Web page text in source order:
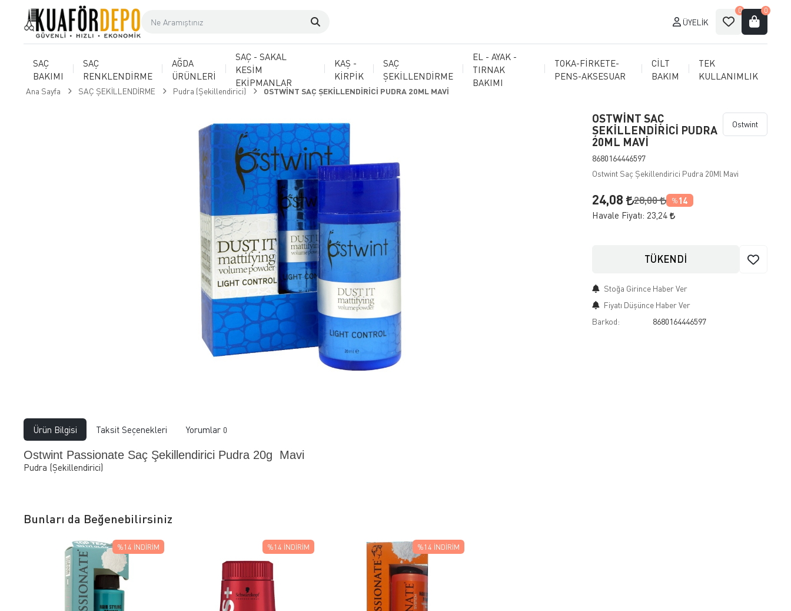
ÜYELIK
0 0
SAÇ
BAKIMI
SAÇ
RENKLENDİRME
AĞDA
ÜRÜNLERİ
SAÇ - SAKAL
KESİM
EKİPMANLAR
KAŞ -
KİRPİK
SAÇ
ŞEKİLLENDİRME
EL - AYAK -
TIRNAK
BAKIMI
TOKA-FİRKETE-
PENS-AKSESUAR
CİLT
BAKIM
TEK
KULLANIMLIK
Ana Sayfa SAÇ ŞEKİLLENDİRME Pudra (Şekillendirici) OSTWİNT SAÇ ŞEKİLLENDİRİCİ PUDRA 20ML MAVİ
OSTWİNT SAÇ
ŞEKİLLENDİRİCİ PUDRA
20ML MAVİ
8680164446597
Ostwint
Ostwint Saç Şekillendirici Pudra 20Ml Mavi
24,08 28,00 % 14
Havale Fiyatı: 23,24
TÜKENDİ
Stoğa Girince Haber Ver
Fiyatı Düşünce Haber Ver
Barkod:
8680164446597
Ürün Bilgisi Taksit Seçenekleri Yorumlar 0
Ostwint Passionate Saç Şekillendirici Pudra 20g Mavi
Pudra (Şekillendirici)
Bunları da Beğenebilirsiniz
%14 İNDIRIM %14 İNDIRIM %14 İNDIRIM